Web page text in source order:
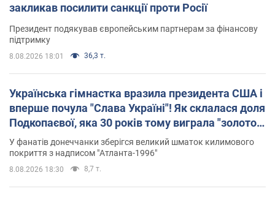
закликав посилити санкції проти Росії
Президент подякував європейським партнерам за фінансову
підтримку
8.08.2026 18:01 36,3 т.
Українська гімнастка вразила президента США і
вперше почула "Слава Україні"! Як склалася доля
Подкопаєвої, яка 30 років тому виграла "золото"
Олімпіади
У фанатів донеччанки зберігся великий шматок килимового
покриття з надписом "Атланта-1996"
8.08.2026 18:30 8,7 т.